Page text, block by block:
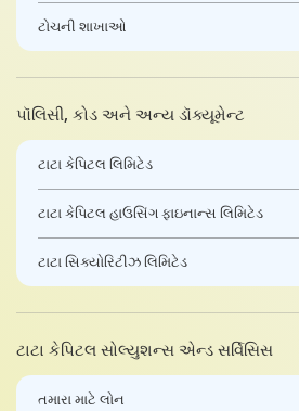
ટોચની શાખાઓ
પૉલિસી, કોડ અને અન્ય ડૉક્યૂમેન્ટ
ટાટા કેપિટલ લિમિટેડ
ટાટા કેપિટલ હાઉસિંગ ફાઇનાન્સ લિમિટેડ
ટાટા સિક્યોરિટીઝ લિમિટેડ
ટાટા કેપિટલ સોલ્યુશન્સ એન્ડ સર્વિસિસ
તમારા માટે લોન